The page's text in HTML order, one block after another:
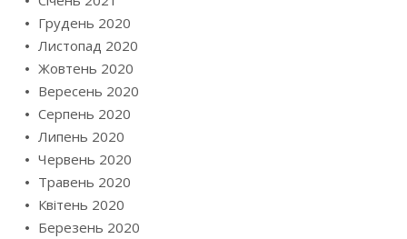
Грудень 2020
Листопад 2020
Жовтень 2020
Вересень 2020
Серпень 2020
Липень 2020
Червень 2020
Травень 2020
Квітень 2020
Березень 2020